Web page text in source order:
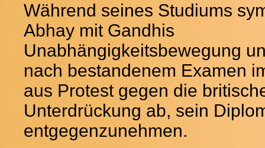
Während seines Studiums
Abhay mit Gandhis
Unabhängigkeitsbewegung
nach bestandenem Examen
aus Protest gegen die
Unterdrückung ab, sein
entgegenzunehmen.